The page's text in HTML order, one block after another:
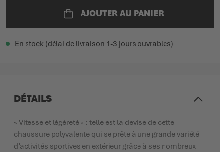
AJOUTER AU PANIER
En stock (délai de livraison 1-3 jours ouvrables)
DÉTAILS
« Vitesse et légèreté » : telle est la devise de cette
chaussure polyvalente qui se prête à une grande variété
d’activités sportives en extérieur grâce à ses nombreux